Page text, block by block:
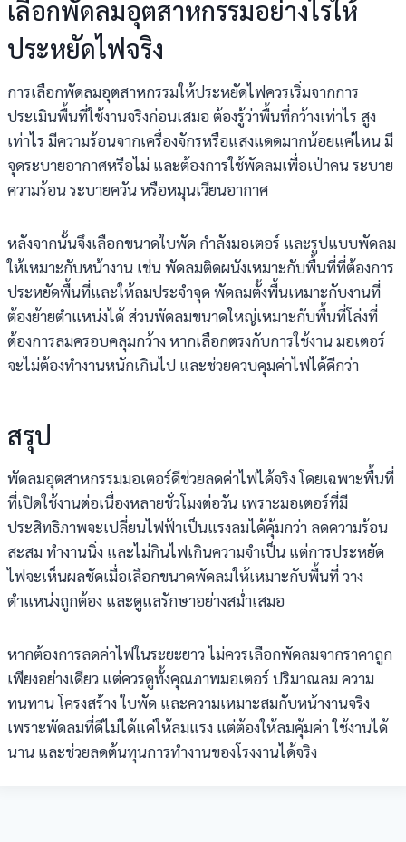
เลือกพัดลมอุตสาหกรรมอย่างไรให้
ประหยัดไฟจริง
การเลือกพัดลมอุตสาหกรรมให้ประหยัดไฟควรเริ่มจากการ
ประเมินพื้นที่ใช้งานจริงก่อนเสมอ ต้องรู้ว่าพื้นที่กว้างเท่าไร สูง
เท่าไร มีความร้อนจากเครื่องจักรหรือแสงแดดมากน้อยแค่ไหน มี
จุดระบายอากาศหรือไม่ และต้องการใช้พัดลมเพื่อเป่าคน ระบาย
ความร้อน ระบายควัน หรือหมุนเวียนอากาศ
หลังจากนั้นจึงเลือกขนาดใบพัด กำลังมอเตอร์ และรูปแบบพัดลม
ให้เหมาะกับหน้างาน เช่น พัดลมติดผนังเหมาะกับพื้นที่ที่ต้องการ
ประหยัดพื้นที่และให้ลมประจำจุด พัดลมตั้งพื้นเหมาะกับงานที่
ต้องย้ายตำแหน่งได้ ส่วนพัดลมขนาดใหญ่เหมาะกับพื้นที่โล่งที่
ต้องการลมครอบคลุมกว้าง หากเลือกตรงกับการใช้งาน มอเตอร์
จะไม่ต้องทำงานหนักเกินไป และช่วยควบคุมค่าไฟได้ดีกว่า
สรุป
พัดลมอุตสาหกรรมมอเตอร์ดีช่วยลดค่าไฟได้จริง โดยเฉพาะพื้นที่
ที่เปิดใช้งานต่อเนื่องหลายชั่วโมงต่อวัน เพราะมอเตอร์ที่มี
ประสิทธิภาพจะเปลี่ยนไฟฟ้าเป็นแรงลมได้คุ้มกว่า ลดความร้อน
สะสม ทำงานนิ่ง และไม่กินไฟเกินความจำเป็น แต่การประหยัด
ไฟจะเห็นผลชัดเมื่อเลือกขนาดพัดลมให้เหมาะกับพื้นที่ วาง
ตำแหน่งถูกต้อง และดูแลรักษาอย่างสม่ำเสมอ
หากต้องการลดค่าไฟในระยะยาว ไม่ควรเลือกพัดลมจากราคาถูก
เพียงอย่างเดียว แต่ควรดูทั้งคุณภาพมอเตอร์ ปริมาณลม ความ
ทนทาน โครงสร้าง ใบพัด และความเหมาะสมกับหน้างานจริง
เพราะพัดลมที่ดีไม่ได้แค่ให้ลมแรง แต่ต้องให้ลมคุ้มค่า ใช้งานได้
นาน และช่วยลดต้นทุนการทำงานของโรงงานได้จริง